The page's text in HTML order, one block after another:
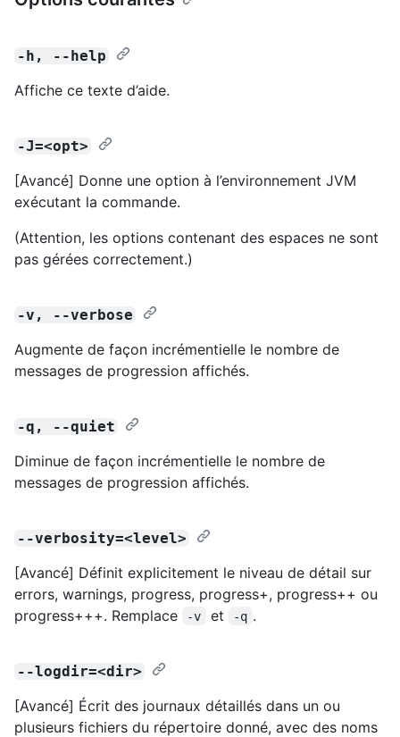
-h, --help
Affiche ce texte d’aide.
-J=<opt>
[Avancé] Donne une option à l’environnement JVM
exécutant la commande.
(Attention, les options contenant des espaces ne sont
pas gérées correctement.)
-v, --verbose
Augmente de façon incrémentielle le nombre de
messages de progression affichés.
-q, --quiet
Diminue de façon incrémentielle le nombre de
messages de progression affichés.
--verbosity=<level>
[Avancé] Définit explicitement le niveau de détail sur
errors, warnings, progress, progress+, progress++ ou
progress+++. Remplace
-v et -q .
--logdir=<dir>
[Avancé] Écrit des journaux détaillés dans un ou
plusieurs fichiers du répertoire donné, avec des noms